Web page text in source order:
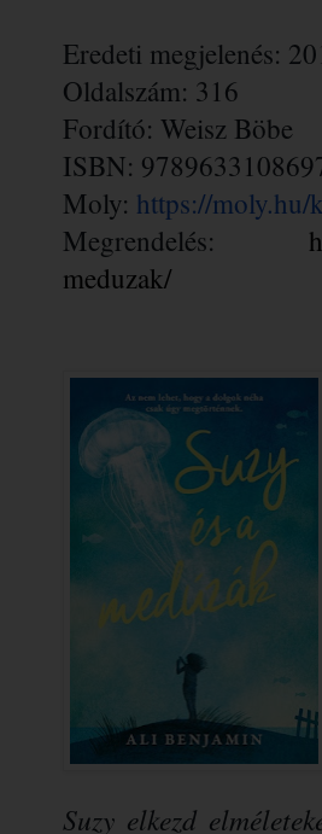
Eredeti megjelenés:
Oldalszám: 316
Fordító: Weisz Böbe
ISBN:
Moly: https://moly.hu/
Megrendelés:
meduzak/
Suzy elkezd